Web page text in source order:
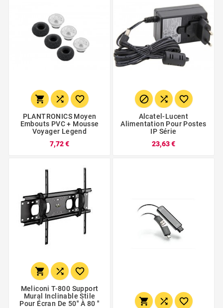
  
PLANTRONICS Moyen
Embouts PVC + Mousse
Voyager Legend
7,72 €
  
Alcatel-Lucent
Alimentation Pour Postes
IP Série
23,63 €
  
Meliconi T-800 Support
Mural Inclinable Stile
Pour Écran De 50'' À 80 ''
  